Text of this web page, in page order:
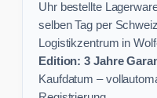
Uhr bestellte
selben Tag per
Logistikzentrum in
Edition: 3 Jahre
Kaufdatum –